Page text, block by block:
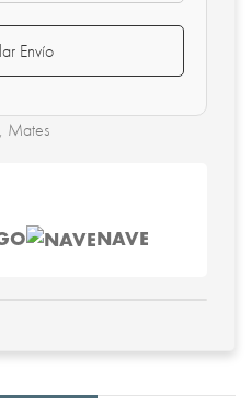
Envío
, Mates
NAVE